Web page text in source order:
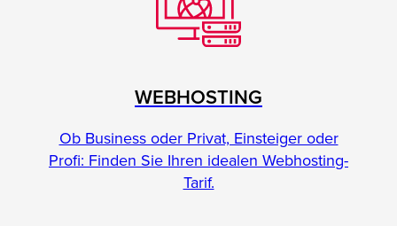
WEBHOSTING
Ob Business oder Privat, Einsteiger oder
Profi: Finden Sie Ihren idealen Webhosting-
Tarif.